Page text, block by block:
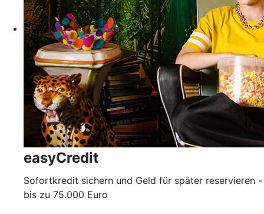
easyCredit
Sofortkredit sichern und Geld für später reservieren -
bis zu 75.000 Euro